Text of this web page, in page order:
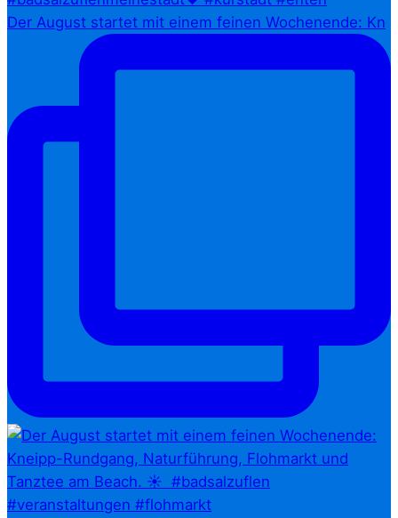
Der August startet mit einem feinen Wochenende: Kn